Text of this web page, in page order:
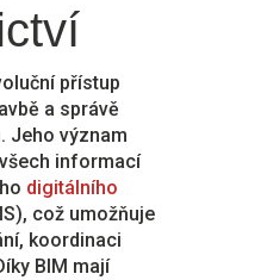
přístup
a správě
Jeho význam
informací
digitálního
což umožňuje
koordinaci
BIM mají